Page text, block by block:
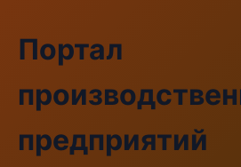
Портал
предприятий